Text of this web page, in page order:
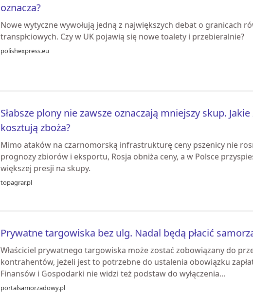
oznacza?
Nowe wytyczne wywołują jedną z największych debat o granicach
transpłciowych. Czy w UK pojawią się nowe toalety i przebieralnie?
polishexpress.eu
Słabsze plony nie zawsze oznaczają mniejszy skup.
kosztują zboża?
Mimo ataków na czarnomorską infrastrukturę ceny pszenicy nie
prognozy zbiorów i eksportu, Rosja obniża ceny, a w Polsce
większej presji na skupy.
topagrar.pl
Prywatne targowiska bez ulg. Nadal będą płacić
Właściciel prywatnego targowiska może zostać zobowiązany do
kontrahentów, jeżeli jest to potrzebne do ustalenia obowiązku
Finansów i Gospodarki nie widzi też podstaw do wyłączenia...
portalsamorzadowy.pl